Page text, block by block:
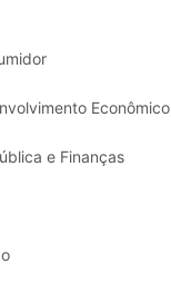
Trabalho e Desenvolvimento Econômico
e Finanças